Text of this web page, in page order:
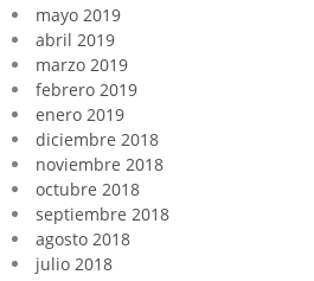
mayo 2019
abril 2019
marzo 2019
febrero 2019
enero 2019
diciembre 2018
noviembre 2018
octubre 2018
septiembre 2018
agosto 2018
julio 2018